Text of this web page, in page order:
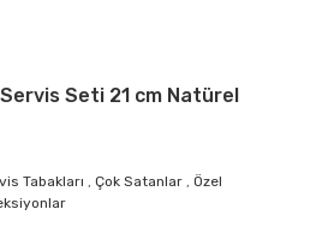
Seti 21 cm Natürel
Tabakları ,Çok Satanlar ,Özel